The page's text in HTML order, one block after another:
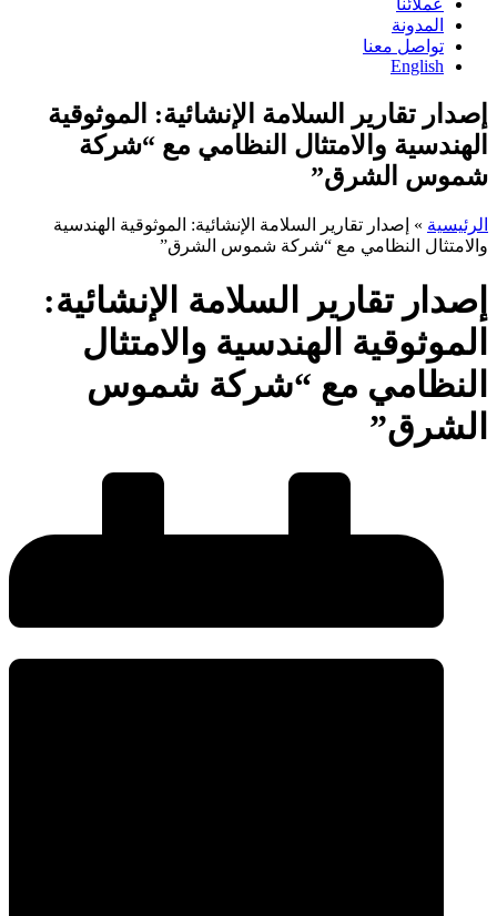
عملائنا
المدونة
تواصل معنا
English
إصدار تقارير السلامة الإنشائية: الموثوقية
الهندسية والامتثال النظامي مع “شركة
شموس الشرق”
الرئيسية » إصدار تقارير السلامة الإنشائية: الموثوقية الهندسية
والامتثال النظامي مع “شركة شموس الشرق”
إصدار تقارير السلامة الإنشائية:
الموثوقية الهندسية والامتثال
النظامي مع “شركة شموس
الشرق”